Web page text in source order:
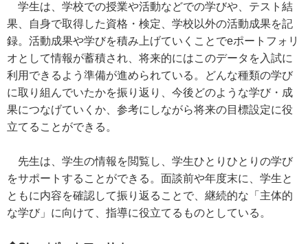
学生は、学校での授業や活動などでの学びや、テスト結
果、自身で取得した資格・検定、学校以外の活動成果を記
録。活動成果や学びを積み上げていくことでeポートフォリ
オとして情報が蓄積され、将来的にはこのデータを入試に
利用できるよう準備が進められている。どんな種類の学び
に取り組んでいたかを振り返り、今後どのような学び・成
果につなげていくか、参考にしながら将来の目標設定に役
立てることができる。
先生は、学生の情報を閲覧し、学生ひとりひとりの学び
をサポートすることができる。面談前や年度末に、学生と
ともに内容を確認して振り返ることで、継続的な「主体的
な学び」に向けて、指導に役立てるものとしている。